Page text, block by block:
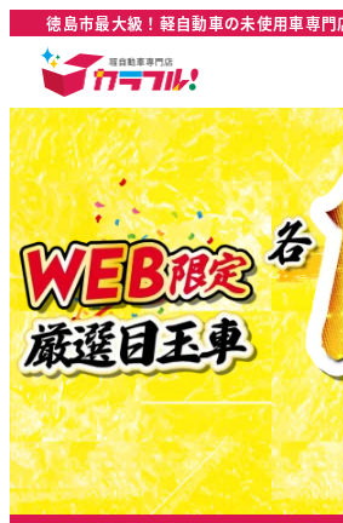
徳島市最大級！軽自動車の未使用車専門